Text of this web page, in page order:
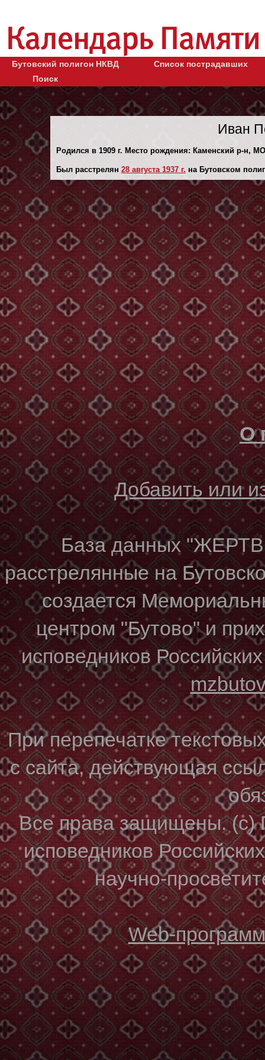
Бутовский полигон НКВД
Список пострадавших
Поиск
Иван
Родился в 1909 г. Место рождения: Каменский р-н,
Был расстрелян 28 августа 1937 г. на Бутовском
О
Добавить или
База данных
расстрелянные на
создается
центром "Бутово" и
исповедников
При перепечатке
с сайта, действующая
Все права защищены. (с)
исповедников
научно-
Web-